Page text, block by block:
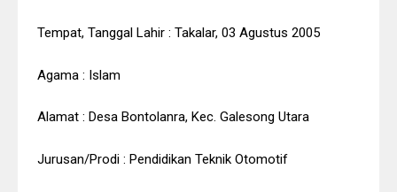
Tempat, Tanggal Lahir : Takalar, 03 Agustus 2005
Agama : Islam
Alamat : Desa Bontolanra, Kec. Galesong Utara
Jurusan/Prodi : Pendidikan Teknik Otomotif